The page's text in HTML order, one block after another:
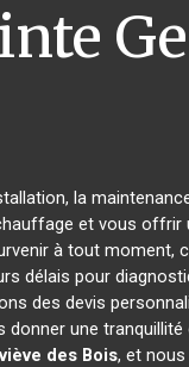
la
et vous offrir
à tout moment,
délais pour
des devis
une
des Bois, et